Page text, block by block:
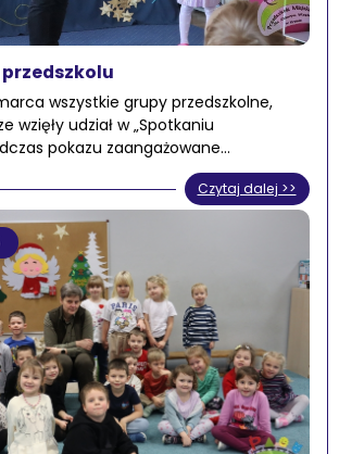
wszystkie grupy przedszkolne,
wzięły udział w „Spotkaniu
pokazu zaangażowane…
Czytaj dalej >>